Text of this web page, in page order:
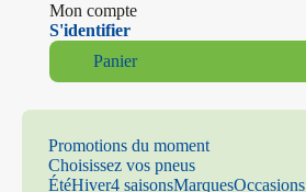
Mon compte
S'identifier
Panier
Promotions du moment
Choisissez vos pneus
ÉtéHiver4 saisonsMarquesOccasions